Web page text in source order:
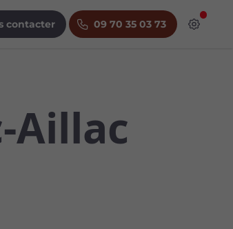
contacter 09 70 35 03 73
Aillac